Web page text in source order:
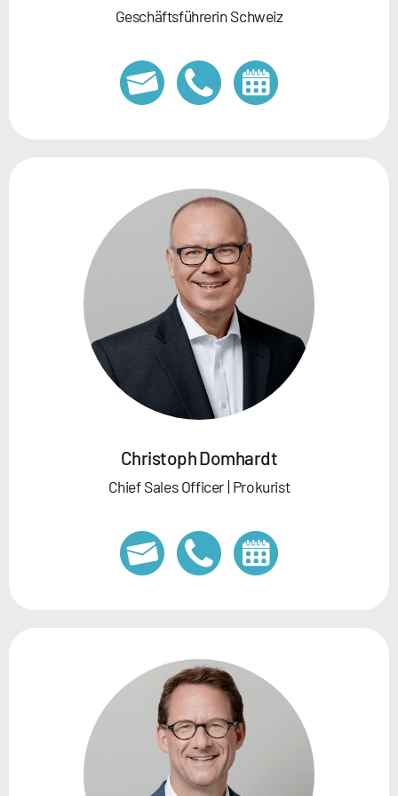
Geschäftsführerin Schweiz
Christoph Domhardt
Chief Sales Officer | Prokurist